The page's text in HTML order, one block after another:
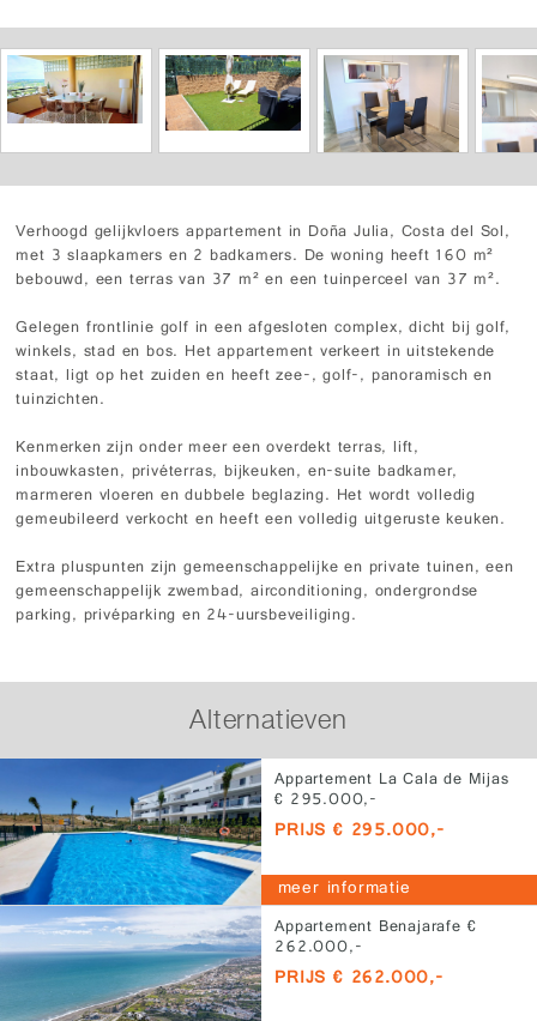
Verhoogd gelijkvloers appartement in Doña Julia, Costa del Sol,
met 3 slaapkamers en 2 badkamers. De woning heeft 160 m²
bebouwd, een terras van 37 m² en een tuinperceel van 37 m².
Gelegen frontlinie golf in een afgesloten complex, dicht bij golf,
winkels, stad en bos. Het appartement verkeert in uitstekende
staat, ligt op het zuiden en heeft zee-, golf-, panoramisch en
tuinzichten.
Kenmerken zijn onder meer een overdekt terras, lift,
inbouwkasten, privéterras, bijkeuken, en-suite badkamer,
marmeren vloeren en dubbele beglazing. Het wordt volledig
gemeubileerd verkocht en heeft een volledig uitgeruste keuken.
Extra pluspunten zijn gemeenschappelijke en private tuinen, een
gemeenschappelijk zwembad, airconditioning, ondergrondse
parking, privéparking en 24-uursbeveiliging.
Alternatieven
Appartement La Cala de Mijas
€ 295.000,-
PRIJS € 295.000,-
meer informatie
Appartement Benajarafe €
262.000,-
PRIJS € 262.000,-